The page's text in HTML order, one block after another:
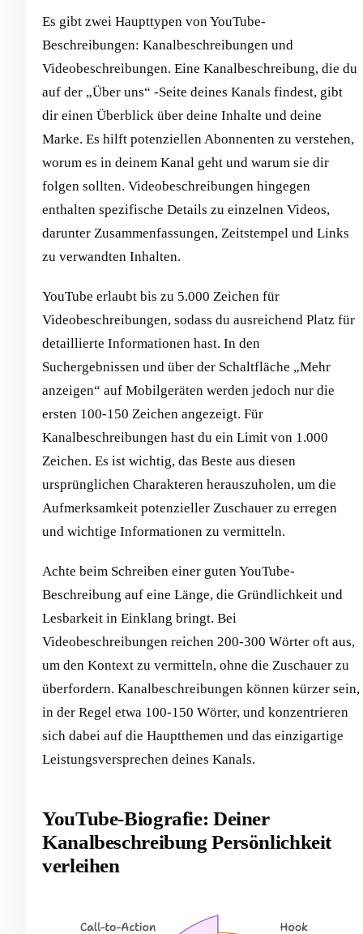
Es gibt zwei Haupttypen von YouTube-
Beschreibungen: Kanalbeschreibungen und
Videobeschreibungen. Eine Kanalbeschreibung, die du
auf der „Über uns“ -Seite deines Kanals findest, gibt
dir einen Überblick über deine Inhalte und deine
Marke. Es hilft potenziellen Abonnenten zu verstehen,
worum es in deinem Kanal geht und warum sie dir
folgen sollten. Videobeschreibungen hingegen
enthalten spezifische Details zu einzelnen Videos,
darunter Zusammenfassungen, Zeitstempel und Links
zu verwandten Inhalten.
YouTube erlaubt bis zu 5.000 Zeichen für
Videobeschreibungen, sodass du ausreichend Platz für
detaillierte Informationen hast. In den
Suchergebnissen und über der Schaltfläche „Mehr
anzeigen“ auf Mobilgeräten werden jedoch nur die
ersten 100-150 Zeichen angezeigt. Für
Kanalbeschreibungen hast du ein Limit von 1.000
Zeichen. Es ist wichtig, das Beste aus diesen
ursprünglichen Charakteren herauszuholen, um die
Aufmerksamkeit potenzieller Zuschauer zu erregen
und wichtige Informationen zu vermitteln.
Achte beim Schreiben einer guten YouTube-
Beschreibung auf eine Länge, die Gründlichkeit und
Lesbarkeit in Einklang bringt. Bei
Videobeschreibungen reichen 200-300 Wörter oft aus,
um den Kontext zu vermitteln, ohne die Zuschauer zu
überfordern. Kanalbeschreibungen können kürzer sein,
in der Regel etwa 100-150 Wörter, und konzentrieren
sich dabei auf die Hauptthemen und das einzigartige
Leistungsversprechen deines Kanals.
YouTube-Biografie: Deiner
Kanalbeschreibung Persönlichkeit
verleihen